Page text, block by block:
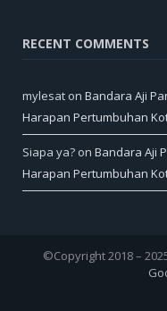
RECENT COMMENTS
mylesat on Bandara Aji
Harapan Pertumbuhan
Siapa ya? on Bandara Aji
Harapan Pertumbuhan
©Copyright 2018 –